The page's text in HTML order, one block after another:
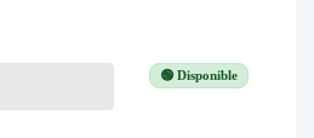
🟢 Disponible